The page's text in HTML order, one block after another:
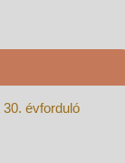
évforduló